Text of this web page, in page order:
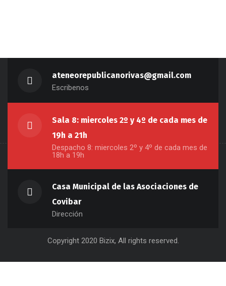
ateneorepublicanorivas@gmail.com
Escribenos
Sala 8: miercoles 2º y 4º de cada mes de
19h a 21h
Despacho 8: miercoles 2º y 4º de cada mes de
18h a 19h
Casa Municipal de las Asociaciones de
Covibar
Dirección
Copyright 2020 Bizix, All rights reserved.